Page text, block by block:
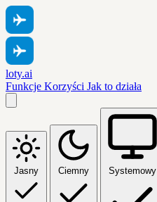
loty.ai
Funkcje Korzyści Jak to działa
Jasny Ciemny Systemowy